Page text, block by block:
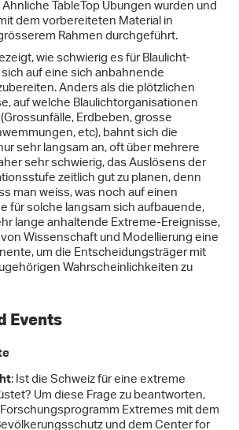
TableTop Übungen wurden und
dem vorbereiteten Material in
Rahmen durchgeführt.
wie schwierig es für Blaulicht-
auf eine sich anbahnende
Anders als die plötzlichen
auf welche Blaulichtorganisationen
Erdbeben, grosse
etc), bahnt sich die
sehr langsam an, oft über mehrere
sehr schwierig, das Auslösens der
zeitlich gut zu planen, denn
man weiss, was noch auf einen
für solche langsam sich aufbauende,
lange anhaltende Extreme-Ereignisse,
Wissenschaft und Modellierung eine
um die Entscheidungsträger mit
Wahrscheinlichkeiten zu
Events
: Ist die Schweiz für eine extreme
Um diese Frage zu beantworten,
Extremes mit dem